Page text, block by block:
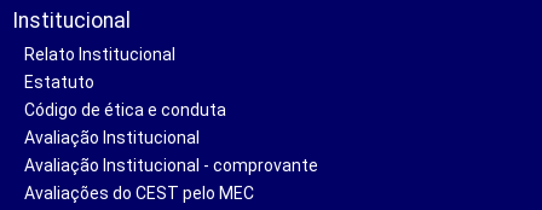
Institucional
Relato Institucional
Estatuto
Código de ética e conduta
Avaliação Institucional
Avaliação Institucional - comprovante
Avaliações do CEST pelo MEC